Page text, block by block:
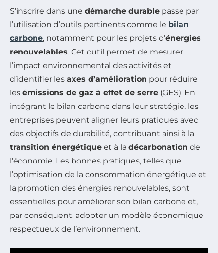
S’inscrire dans une démarche durable passe par
l’utilisation d’outils pertinents comme le bilan
carbone, notamment pour les projets d’énergies
renouvelables. Cet outil permet de mesurer
l’impact environnemental des activités et
d’identifier les axes d’amélioration pour réduire
les émissions de gaz à effet de serre (GES). En
intégrant le bilan carbone dans leur stratégie, les
entreprises peuvent aligner leurs pratiques avec
des objectifs de durabilité, contribuant ainsi à la
transition énergétique et à la décarbonation de
l’économie. Les bonnes pratiques, telles que
l’optimisation de la consommation énergétique et
la promotion des énergies renouvelables, sont
essentielles pour améliorer son bilan carbone et,
par conséquent, adopter un modèle économique
respectueux de l’environnement.